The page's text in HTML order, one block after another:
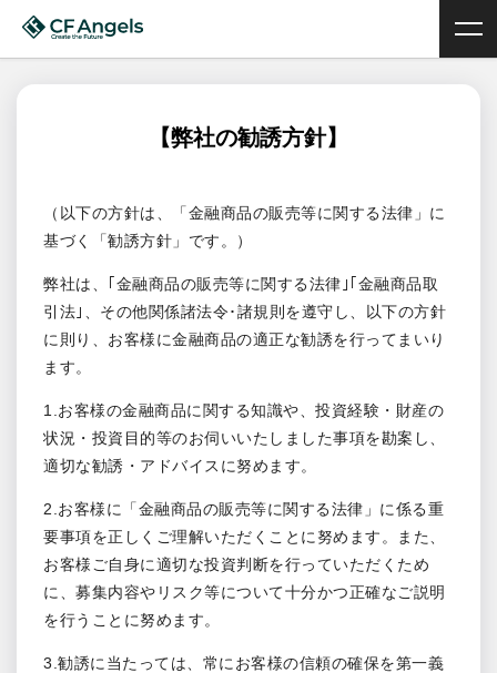
【弊社の勧誘方針】
（以下の方針は、「金融商品の販売等に関する法律」に
基づく「勧誘方針」です。）
弊社は、｢金融商品の販売等に関する法律｣｢金融商品取
引法｣、その他関係諸法令･諸規則を遵守し、以下の方針
に則り、お客様に金融商品の適正な勧誘を行ってまいり
ます。
1.お客様の金融商品に関する知識や、投資経験・財産の
状況・投資目的等のお伺いいたしました事項を勘案し、
適切な勧誘・アドバイスに努めます。
2.お客様に「金融商品の販売等に関する法律」に係る重
要事項を正しくご理解いただくことに努めます。また、
お客様ご自身に適切な投資判断を行っていただくため
に、募集内容やリスク等について十分かつ正確なご説明
を行うことに努めます。
3.勧誘に当たっては、常にお客様の信頼の確保を第一義